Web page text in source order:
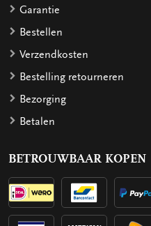
Garantie
Bestellen
Verzendkosten
Bestelling retourneren
Bezorging
Betalen
BETROUWBAAR KOPEN